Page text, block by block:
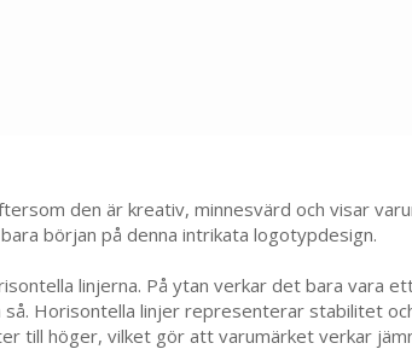
den är kreativ, minnesvärd och visar
början på denna intrikata logotypdesign.
linjerna. På ytan verkar det bara vara
Horisontella linjer representerar stabilitet
till höger, vilket gör att varumärket verkar